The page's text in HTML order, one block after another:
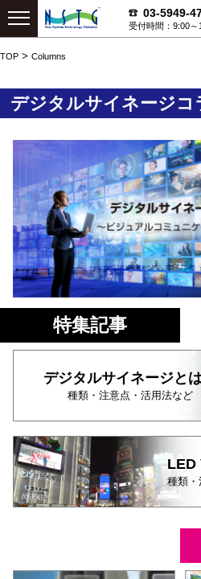
03-5949-
受付時間：9:00～
TOP > Columns
デジタルサイネージコ
特集記事
デジタルサイネージと
種類・注意点・活用法など
LED
種類・